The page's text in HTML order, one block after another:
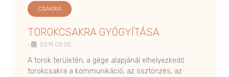
CSAKRA
TOROKCSAKRA GYÓGYÍTÁSA
• 2019.03.05.
A torok területén, a gége alapjánál elhelyezkedő
torokcsakra a kommunikáció, az ösztönzés, az